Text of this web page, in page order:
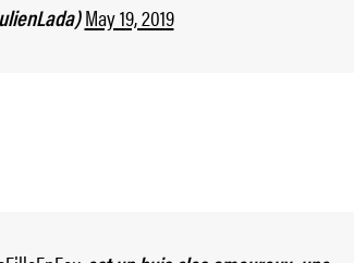
May 19, 2019